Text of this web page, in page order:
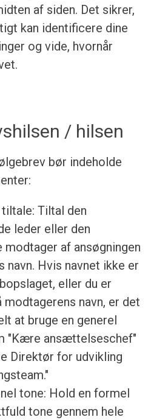
af siden. Det sikrer,
kan identificere dine
og vide, hvornår
/ hilsen
bør indeholde
Tiltal den
leder eller den
modtager af ansøgningen
navn. Hvis navnet ikke er
eller du er
modtagerens navn, er det
at bruge en generel
"Kære ansættelseschef"
Direktør for udvikling
tone: Hold en formel
tone gennem hele